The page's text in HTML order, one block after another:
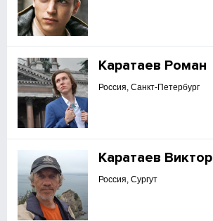
Каратаев Роман
Россия, Санкт-Петербург
Каратаев Виктор
Россия, Сургут